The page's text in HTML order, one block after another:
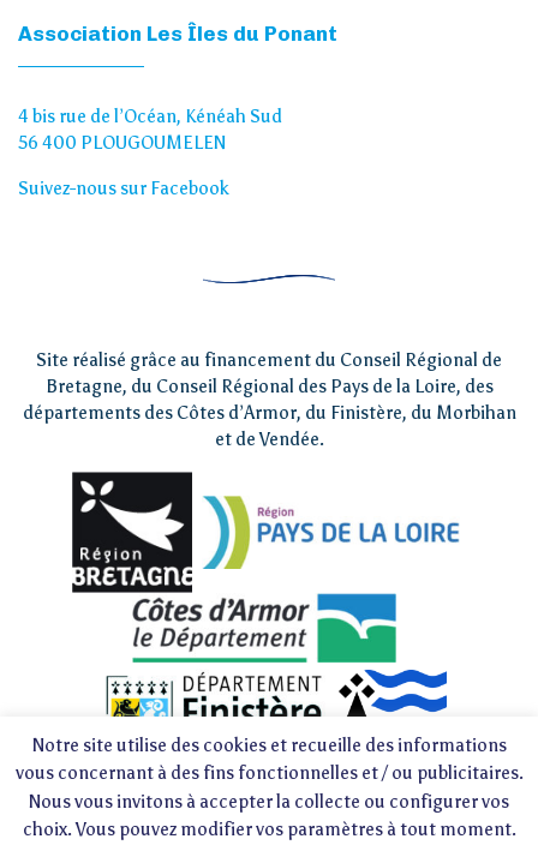
Association Les Îles du Ponant
4 bis rue de l’Océan, Kénéah Sud
56 400 PLOUGOUMELEN
Suivez-nous sur Facebook
Site réalisé grâce au financement du Conseil Régional de
Bretagne, du Conseil Régional des Pays de la Loire, des
départements des Côtes d’Armor, du Finistère, du Morbihan
et de Vendée.
Notre site utilise des cookies et recueille des informations
vous concernant à des fins fonctionnelles et / ou publicitaires.
Nous vous invitons à accepter la collecte ou configurer vos
choix. Vous pouvez modifier vos paramètres à tout moment.